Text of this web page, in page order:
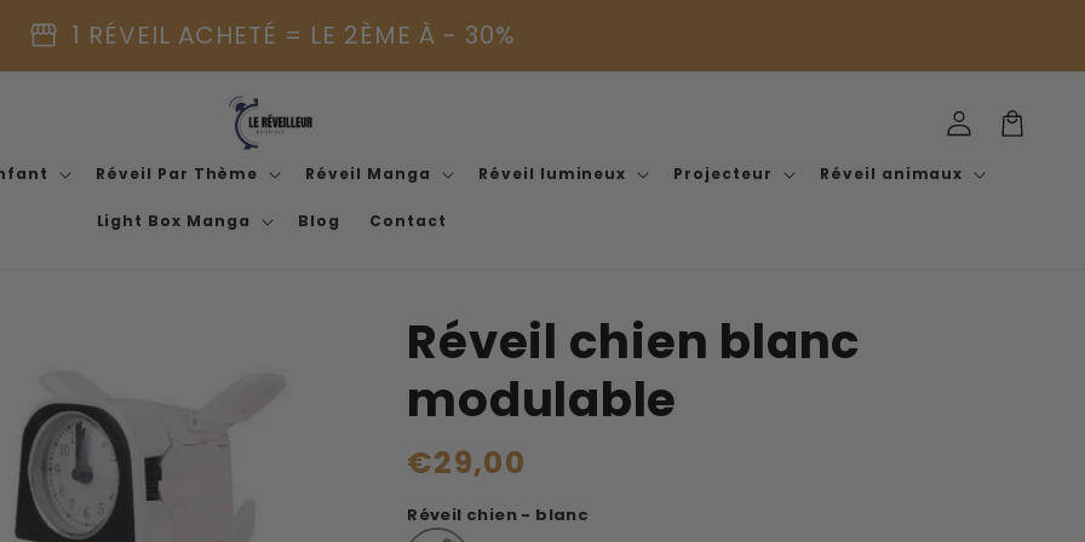
storefront 1 RÉVEIL ACHETÉ = LE 2ÈME À - 30%
Réveil Par Thème Réveil Manga Réveil lumineux Projecteur Réveil animaux
Light Box Manga Blog Contact
ConnexionPanier
Réveil chien blanc
modulable
Prix
€29,00
Réveil chien - blanc